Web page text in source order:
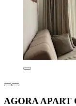
AGORA APART